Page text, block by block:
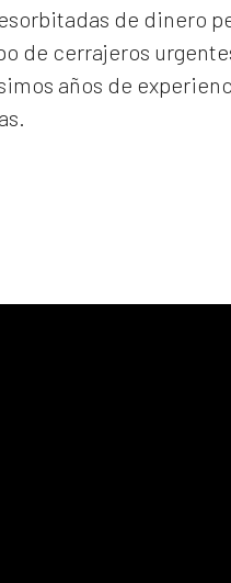
de dinero
de cerrajeros
años de